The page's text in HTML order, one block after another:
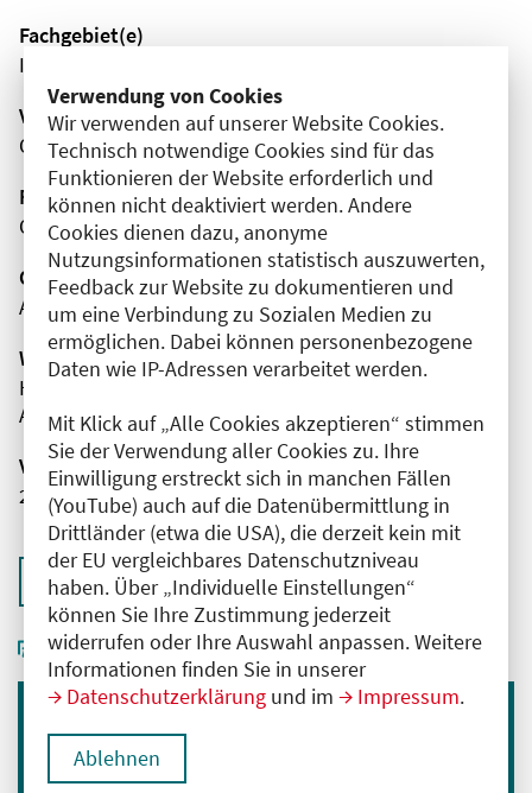
Verwendung von Cookies
Wir verwenden auf unserer Website Cookies.
Technisch notwendige Cookies sind für das
Funktionieren der Website erforderlich und
können nicht deaktiviert werden. Andere
Cookies dienen dazu, anonyme
Nutzungsinformationen statistisch auszuwerten,
Feedback zur Website zu dokumentieren und
um eine Verbindung zu Sozialen Medien zu
ermöglichen. Dabei können personenbezogene
Daten wie IP-Adressen verarbeitet werden.
Mit Klick auf „Alle Cookies akzeptieren“ stimmen
Sie der Verwendung aller Cookies zu. Ihre
Einwilligung erstreckt sich in manchen Fällen
(YouTube) auch auf die Datenübermittlung in
Drittländer (etwa die USA), die derzeit kein mit
der EU vergleichbares Datenschutzniveau
haben. Über „Individuelle Einstellungen“
können Sie Ihre Zustimmung jederzeit
widerrufen oder Ihre Auswahl anpassen. Weitere
Informationen finden Sie in unserer
Datenschutzerklärung und im Impressum.
Ablehnen
Fachgebiet(e)
Innere Medizin
Veranstaltungsort
Online
Fortbildungsformat
Online
Organisator(en)
AMBOSS SE
Wissenschaftliche Leitung
Herr Emrah Hircin
AMBOSS SE
Veranstaltungsnummer
2761102026035410007
Zurück zur Übersicht
Immer informiert bleiben
Melden Sie sich für unseren Newsletter an: